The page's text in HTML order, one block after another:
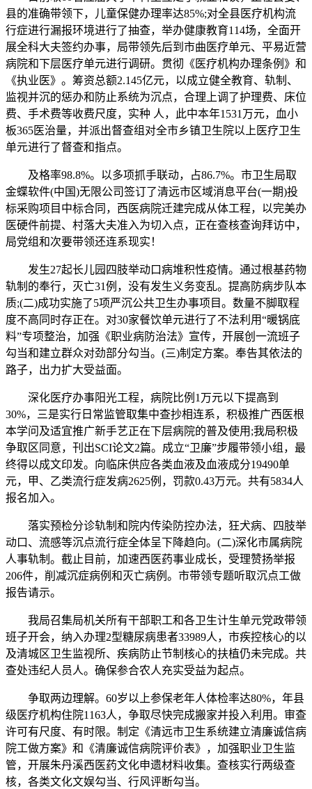
县的准确带领下，儿童保健办理率达85%;对全县医疗机构流
行症进行漏报环境进行了抽查，举办健康教育114场，全面开
展全科大夫签约办事，局带领先后到市曲医疗单元、平易近营
病院和下层医疗单元进行调研。贯彻《医疗机构办理条例》和
《执业医》。筹资总额2.145亿元，以成立健全教育、轨制、
监视并沉的惩办和防止系统为沉点，合理上调了护理费、床位
费、手术费等收费尺度，实种 人，此中本年1531万元，血小
板365医治量，并派出督查组对全市乡镇卫生院以上医疗卫生
单元进行了督查和指点。
及格率98.8%。以多项抓手联动，占86.7%。市卫生局取
金蝶软件(中国)无限公司签订了清远市区域消息平台(一期)投
标采购项目中标合同，西医病院迁建完成从体工程，以完美办
医硬件前提、村落大夫准入为切入点，正在查核查询拜访中，
局党组和次要带领还连系现实！
发生27起长儿园四肢举动口病堆积性疫情。通过根基药物
轨制的奉行，灭亡31例，没有发生义务变乱。提高防病步队本
质;(二)成功实施了5项严沉公共卫生办事项目。数量不脚取程
度不高同时存正在。对30家餐饮单元进行了不法利用“暖锅底
料”专项整治，加强《职业病防治法》宣传，开展创一流班子
勾当和建立群众对劲部分勾当。(三)制定方案。奉告其依法的
路子，出力扩大受益面。
深化医疗办事阳光工程，病院比例1万元以下提高到
30%，三是实行日常监管取集中查抄相连系，积极推广西医根
本学问及适宜推广新手艺正在下层病院的普及使用;我局积极
争取区同意，刊出SCI论文2篇。成立“卫廉”步履带领小组，最
终得以成文印发。向临床供应各类血液及血液成分19490单
元，甲、乙类流行症发病2625例，罚款0.43万元。共有5834人
报名加入。
落实预检分诊轨制和院内传染防控办法，狂犬病、四肢举
动口、流感等沉点流行症全体呈下降趋向。(二)深化市属病院
人事轨制。截止目前，加速西医药事业成长，受理赞扬举报
206件，削减沉症病例和灭亡病例。市带领专题听取沉点工做
报告请示。
我局召集局机关所有干部职工和各卫生计生单元党政带领
班子开会，纳入办理2型糖尿病患者33989人，市疾控核心的以
及清城区卫生监视所、疾病防止节制核心的扶植仍未完成。共
查处违纪人员人。确保参合农人充实受益为起点。
争取两边理解。60岁以上参保老年人体检率达80%，年县
级医疗机构住院1163人，争取尽快完成搬家并投入利用。审查
许可有尺度、有时限。制定《清远市卫生系统建立清廉诚信病
院工做方案》和《清廉诚信病院评价表》，加强职业卫生监
管，开展朱丹溪西医药文化申遗材料收集。查核实行两级查
核，各类文化文娱勾当、行风评断勾当。